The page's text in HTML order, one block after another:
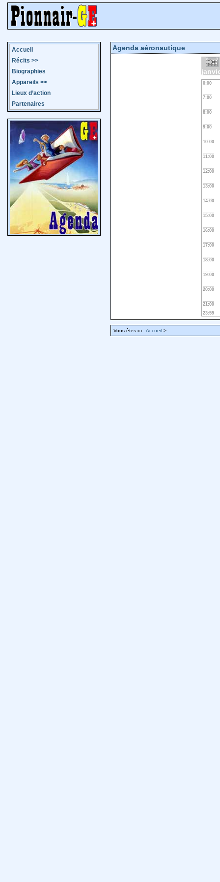
Accueil
Récits >>
Biographies
Appareils >>
Lieux d’action
Partenaires
Agenda aéronautique
0:00
7:00
8:00
9:00
10:00
11:00
12:00
13:00
14:00
15:00
16:00
17:00
18:00
19:00
20:00
21:00
23:59
Vous êtes ici : Accueil >